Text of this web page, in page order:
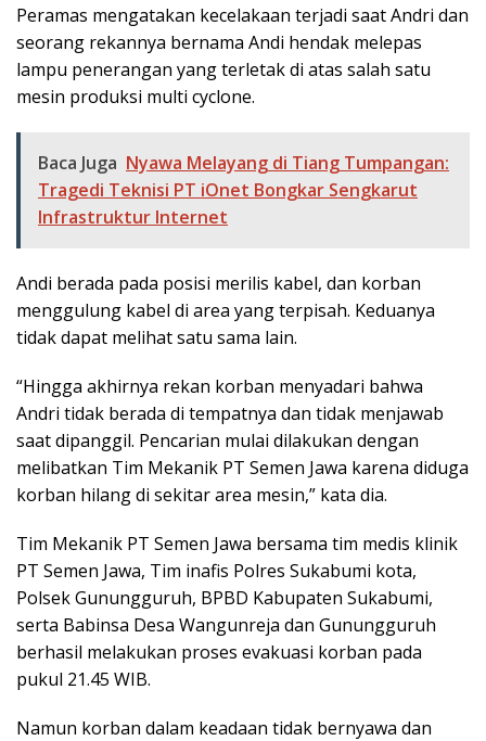
Peramas mengatakan kecelakaan terjadi saat Andri dan
seorang rekannya bernama Andi hendak melepas
lampu penerangan yang terletak di atas salah satu
mesin produksi multi cyclone.
Baca Juga Nyawa Melayang di Tiang Tumpangan:
Tragedi Teknisi PT iOnet Bongkar Sengkarut
Infrastruktur Internet
Andi berada pada posisi merilis kabel, dan korban
menggulung kabel di area yang terpisah. Keduanya
tidak dapat melihat satu sama lain.
“Hingga akhirnya rekan korban menyadari bahwa
Andri tidak berada di tempatnya dan tidak menjawab
saat dipanggil. Pencarian mulai dilakukan dengan
melibatkan Tim Mekanik PT Semen Jawa karena diduga
korban hilang di sekitar area mesin,” kata dia.
Tim Mekanik PT Semen Jawa bersama tim medis klinik
PT Semen Jawa, Tim inafis Polres Sukabumi kota,
Polsek Gunungguruh, BPBD Kabupaten Sukabumi,
serta Babinsa Desa Wangunreja dan Gunungguruh
berhasil melakukan proses evakuasi korban pada
pukul 21.45 WIB.
Namun korban dalam keadaan tidak bernyawa dan